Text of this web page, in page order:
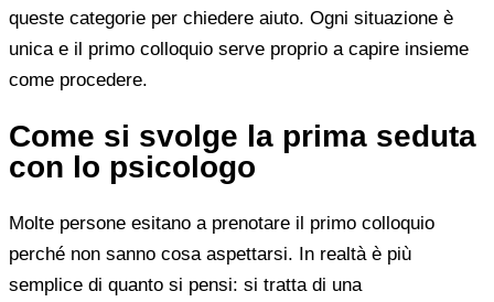
queste categorie per chiedere aiuto. Ogni situazione è
unica e il primo colloquio serve proprio a capire insieme
come procedere.
Come si svolge la prima seduta
con lo psicologo
Molte persone esitano a prenotare il primo colloquio
perché non sanno cosa aspettarsi. In realtà è più
semplice di quanto si pensi: si tratta di una